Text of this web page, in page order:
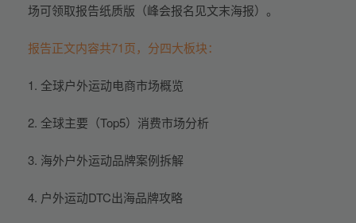
场可领取报告纸质版（峰会报名见文末海报）。
报告正文内容共71页，分四大板块：
1. 全球户外运动电商市场概览
2. 全球主要（Top5）消费市场分析
3. 海外户外运动品牌案例拆解
4. 户外运动DTC出海品牌攻略